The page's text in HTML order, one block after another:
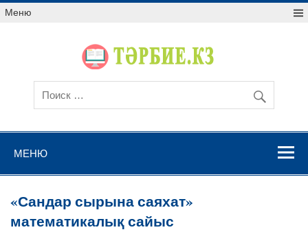
Меню
МЕНЮ
«Сандар сырына саяхат»
математикалық сайыс